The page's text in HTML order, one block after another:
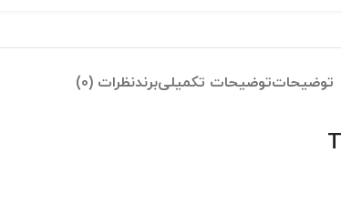
توضیحاتتوضیحات تکمیلیبرندنظرات (0)